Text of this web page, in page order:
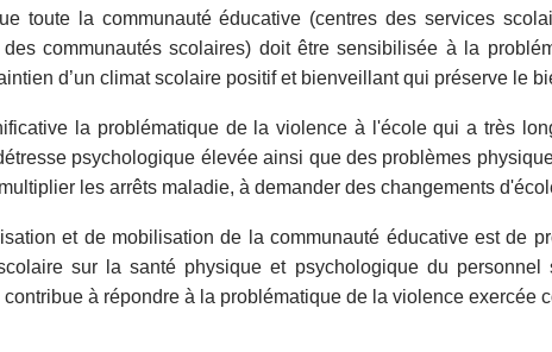
toute la communauté éducative (centres des services
communautés scolaires) doit être sensibilisée à la
d’un climat scolaire positif et bienveillant qui préserve le
la problématique de la violence à l'école qui a très
psychologique élevée ainsi que des problèmes
les arrêts maladie, à demander des changements
et de mobilisation de la communauté éducative est de
sur la santé physique et psychologique du personnel
à répondre à la problématique de la violence exercée